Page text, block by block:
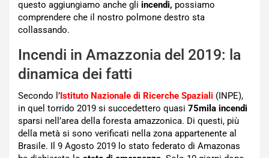
questo aggiungiamo anche gli incendi, possiamo
comprendere che il nostro polmone destro sta
collassando.
Incendi in Amazzonia del 2019: la
dinamica dei fatti
Secondo l’Istituto Nazionale di Ricerche Spaziali (INPE),
in quel torrido 2019 si succedettero quasi 75mila incendi
sparsi nell’area della foresta amazzonica. Di questi, più
della metà si sono verificati nella zona appartenente al
Brasile. Il 9 Agosto 2019 lo stato federato di Amazonas